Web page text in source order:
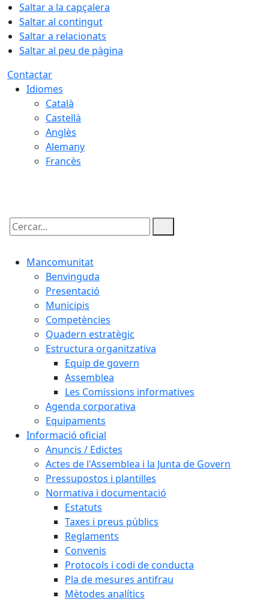
Saltar a la capçalera
Saltar al contingut
Saltar a relacionats
Saltar al peu de pàgina
Contactar
Idiomes
Català
Castellà
Anglès
Alemany
Francès
Cercar:
Mancomunitat
Benvinguda
Presentació
Municipis
Competències
Quadern estratègic
Estructura organitzativa
Equip de govern
Assemblea
Les Comissions informatives
Agenda corporativa
Equipaments
Informació oficial
Anuncis / Edictes
Actes de l'Assemblea i la Junta de Govern
Pressupostos i plantilles
Normativa i documentació
Estatuts
Taxes i preus públics
Reglaments
Convenis
Protocols i codi de conducta
Pla de mesures antifrau
Mètodes analítics